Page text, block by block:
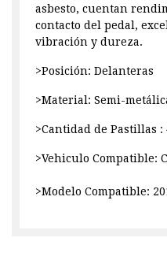
asbesto, cuentan
contacto del pedal,
vibración y dureza.
>Posición: Delanteras
>Material: Semi-
>Cantidad de Pastillas :
>Vehiculo Compatible:
>Modelo Compatible: